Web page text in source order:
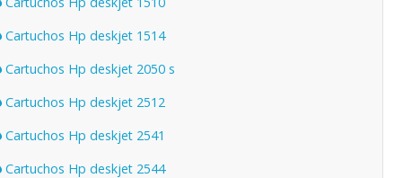
Cartuchos Hp deskjet 1514
Cartuchos Hp deskjet 2050 s
Cartuchos Hp deskjet 2512
Cartuchos Hp deskjet 2541
Cartuchos Hp deskjet 2544